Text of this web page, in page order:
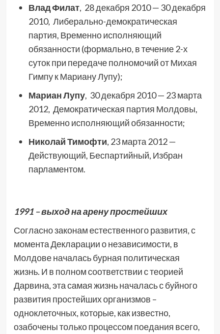
Влад Филат, 28 декабря 2010 — 30 декабря
2010, Либерально-демократическая
партия, Временно исполняющий
обязанности (формально, в течение 2-х
суток при передаче полномочий от Михая
Гимпу к Мариану Лупу);
Мариан Лупу, 30 декабря 2010 — 23 марта
2012, Демократическая партия Молдовы,
Временно исполняющий обязанности;
Николай Тимофти, 23 марта 2012 —
Действующий, Беспартийный, Избран
парламентом.
1991 – выход на арену простейших
Согласно законам естественного развития, с
момента Декларации о независимости, в
Молдове началась бурная политическая
жизнь. И в полном соответствии с теорией
Дарвина, эта самая жизнь началась с буйного
развития простейших организмов –
одноклеточных, которые, как известно,
озабочены только процессом поедания всего,